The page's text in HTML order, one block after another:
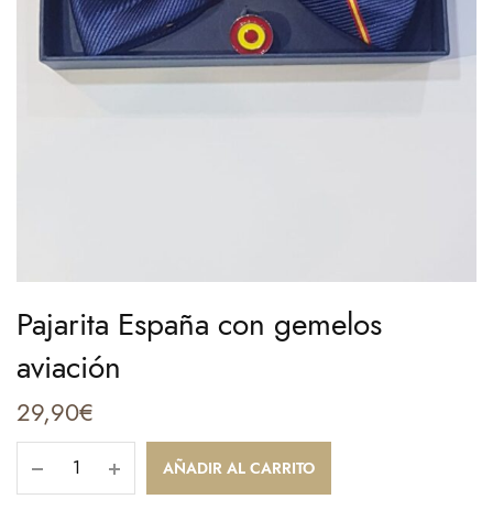
Pajarita España con gemelos
aviación
29,90€
AÑADIR AL CARRITO